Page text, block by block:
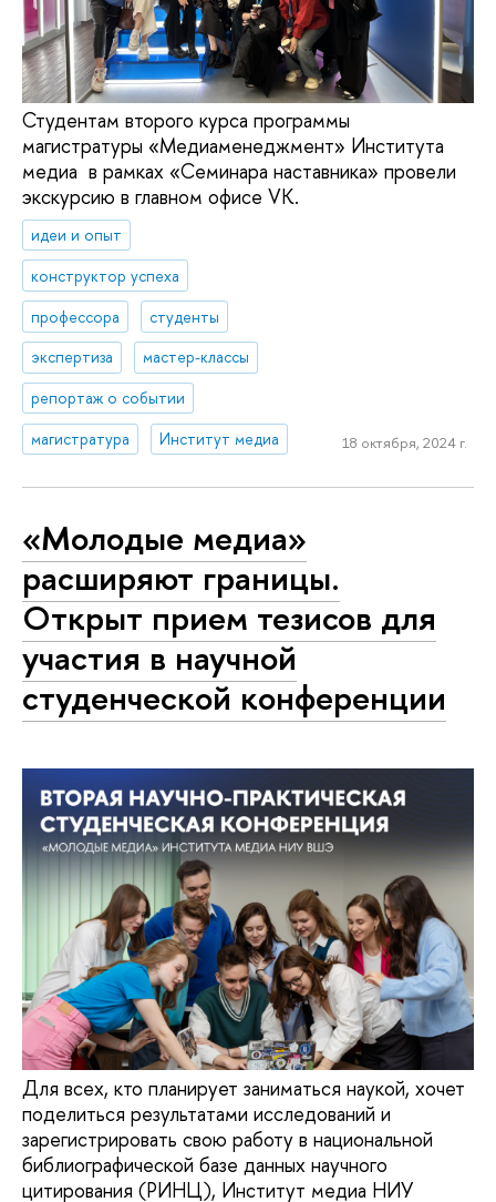
Студентам второго курса программы
магистратуры «Медиаменеджмент» Института
медиа в рамках «Семинара наставника» провели
экскурсию в главном офисе VK.
идеи и опыт
конструктор успеха
профессора
студенты
экспертиза
мастер-классы
репортаж о событии
магистратура
Институт медиа 18 октября, 2024 г.
«Молодые медиа»
расширяют границы.
Открыт прием тезисов для
участия в научной
студенческой конференции
Для всех, кто планирует заниматься наукой, хочет
поделиться результатами исследований и
зарегистрировать свою работу в национальной
библиографической базе данных научного
цитирования (РИНЦ), Институт медиа НИУ